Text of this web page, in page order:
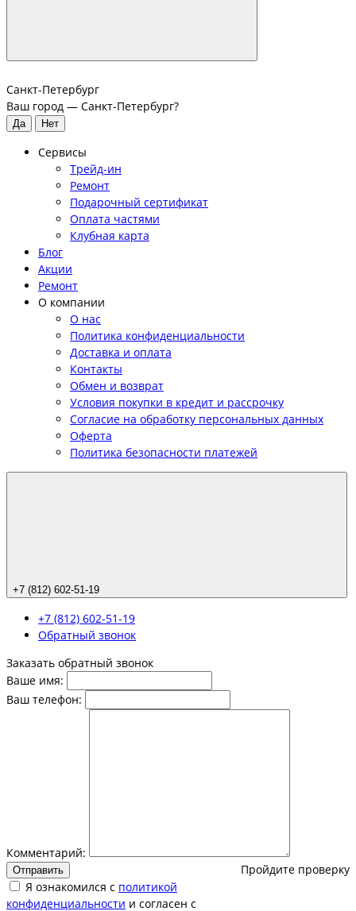
Санкт-Петербург
Ваш город — Санкт-Петербург?
Сервисы
Трейд-ин
Ремонт
Подарочный сертификат
Оплата частями
Клубная карта
Блог
Акции
Ремонт
О компании
О нас
Политика конфиденциальности
Доставка и оплата
Контакты
Обмен и возврат
Условия покупки в кредит и рассрочку
Согласие на обработку персональных данных
Оферта
Политика безопасности платежей
+7 (812) 602-51-19
+7 (812) 602-51-19
Обратный звонок
Заказать обратный звонок
Ваше имя:
Ваш телефон:
Комментарий:
Пройдите проверку
Отправить
Я ознакомился с политикой
конфиденциальности и согласен с